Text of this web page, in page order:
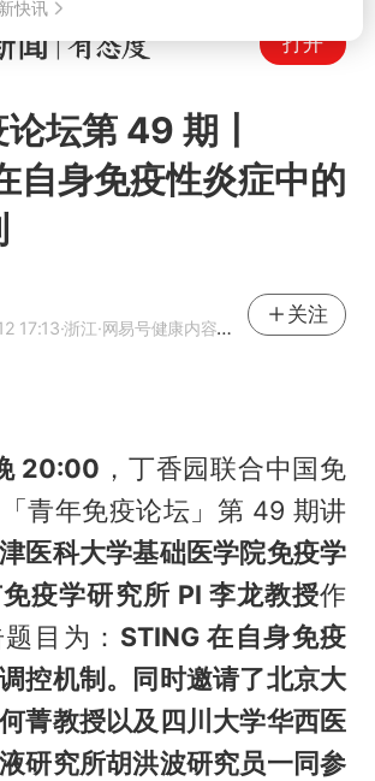
打开
坛第 49 期丨
自身免疫性炎症中的
17:13·浙江·网易号健康内容作者
关注
20:00 ，丁香园联合中国免
青年免疫论坛」第 49 期讲
医科大学基础医学院免疫学
疫学研究所 PI 李龙教授作
目为： STING 在自身免疫
控机制。同时邀请了北京大
菁教授以及四川大学华西医
研究所胡洪波研究员一同参